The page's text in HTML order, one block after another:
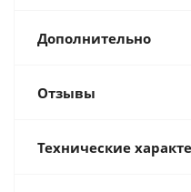
Дополнительно
Отзывы
Технические